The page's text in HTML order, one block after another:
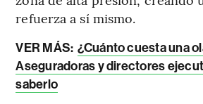
refuerza a sí mismo.
VER MÁS: ¿Cuánto cuesta una
Aseguradoras y directores
saberlo